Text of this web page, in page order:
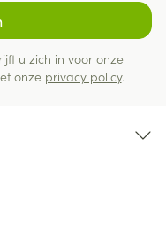
u zich in voor onze
onze privacy policy.